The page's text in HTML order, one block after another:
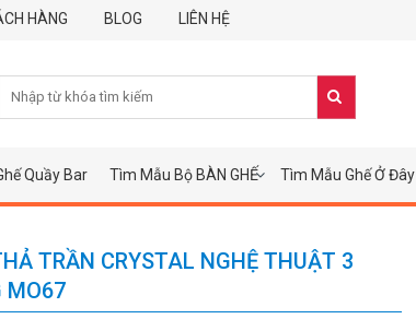
HÀNG BLOG LIÊN HỆ
Quầy Bar Tìm Mẫu Bộ BÀN GHẾ Tìm Mẫu Ghế Ở Đây
TRẦN CRYSTAL NGHỆ THUẬT 3
MO67